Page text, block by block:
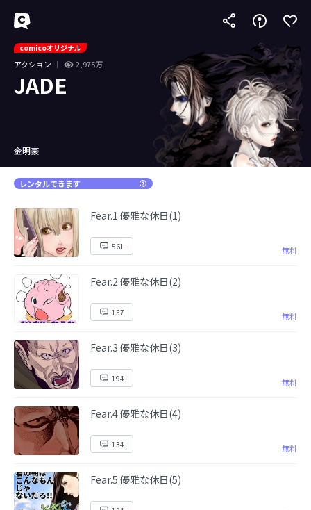
comicoオリジナル
アクション 2,975万
JADE
金明豪
レンタルできます
Fear.1 優雅な休日(1)
561 無料
Fear.2 優雅な休日(2)
157 無料
Fear.3 優雅な休日(3)
194 無料
Fear.4 優雅な休日(4)
134 無料
Fear.5 優雅な休日(5)